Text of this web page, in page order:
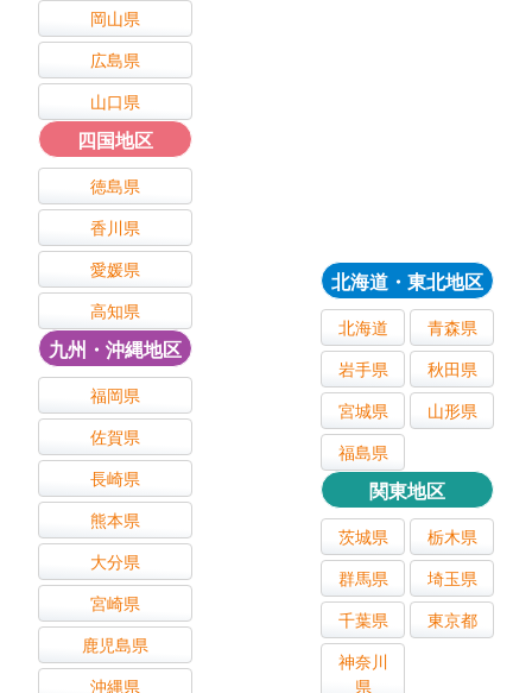
北海道・東北地区
北海道
青森県
岩手県
秋田県
宮城県
山形県
福島県
関東地区
茨城県
栃木県
群馬県
埼玉県
千葉県
東京都
神奈川
県
岡山県
広島県
山口県
四国地区
徳島県
香川県
愛媛県
高知県
九州・沖縄地区
福岡県
佐賀県
長崎県
熊本県
大分県
宮崎県
鹿児島県
沖縄県